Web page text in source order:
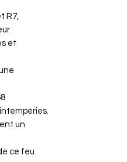
R7,
et
un
ce feu